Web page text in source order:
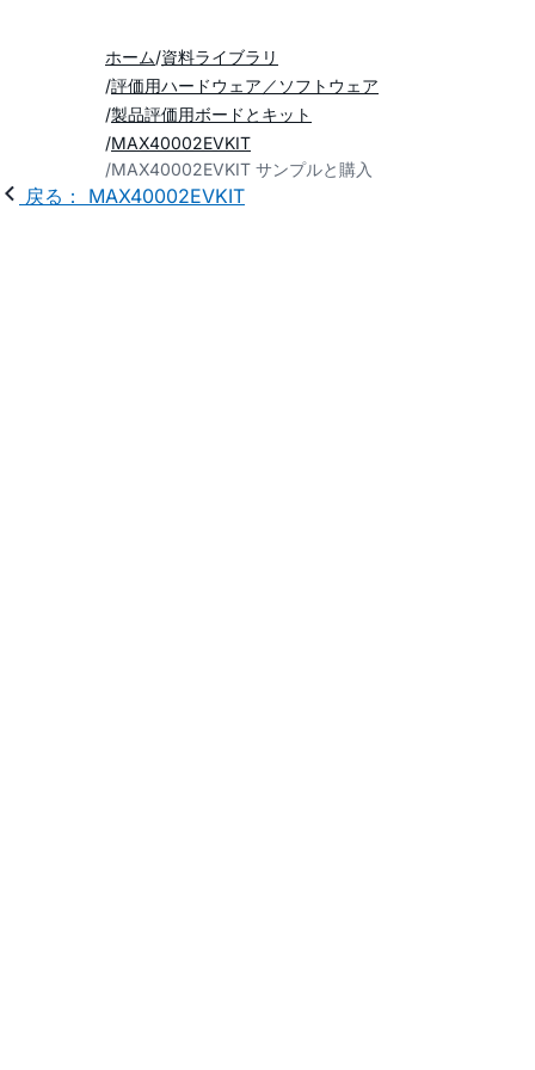
ホーム 資料ライブラリ
評価用ハードウェア／ソフトウェア
製品評価用ボードとキット
MAX40002EVKIT
MAX40002EVKIT サンプルと購入
戻る： MAX40002EVKIT